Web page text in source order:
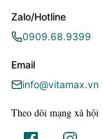
Zalo/Hotline
0909.68.9399
Email
info@vitamax.vn
Theo dõi mạng xã hội